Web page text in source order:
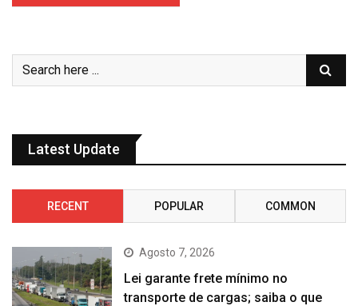
Latest Update
RECENT POPULAR COMMON
Agosto 7, 2026
Lei garante frete mínimo no
transporte de cargas; saiba o que